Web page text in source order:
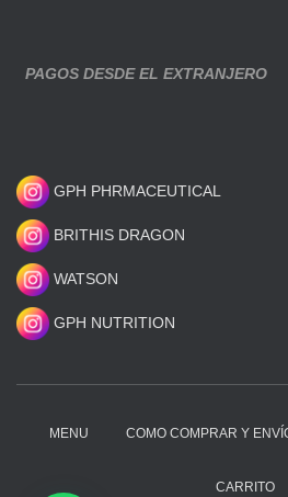
PAGOS DESDE EL EXTRANJERO
GPH PHRMACEUTICAL
BRITHIS DRAGON
WATSON
GPH NUTRITION
MENU COMO COMPRAR Y
CARRITO